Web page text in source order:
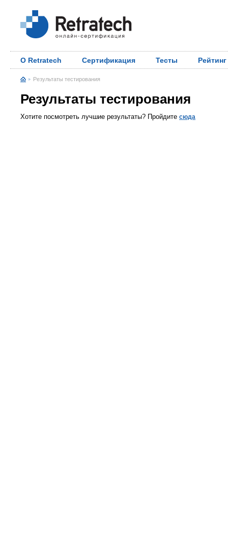
О Retratech Сертификация Тесты Рейтинг
Результаты тестирования
Результаты тестирования
Хотите посмотреть лучшие результаты? Пройдите сюда